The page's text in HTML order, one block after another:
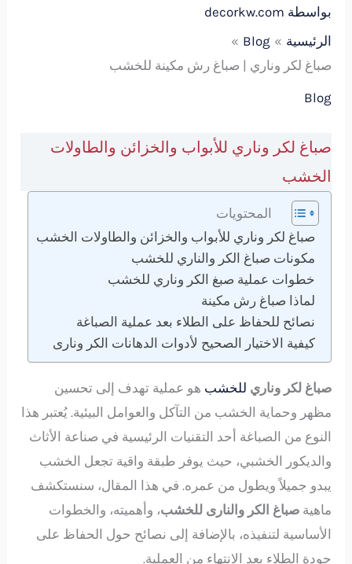
بواسطة decorkw.com
الرئيسية
Blog
صباغ لكر وناري | صباغ رش مكينة للخشب
Blog
صباغ لكر وناري للأبواب والخزائن والطاولات
الخشب
المحتويات
صباغ لكر وناري للأبواب والخزائن والطاولات الخشب
مكونات صباغ الكر والناري للخشب
خطوات عملية صبغ الكر وناري للخشب
لماذا صباغ رش مكينة
نصائح للحفاظ على الطلاء بعد عملية الصباغة
كيفية الاختيار الصحيح لأدوات الدهانات الكر ونارى
صباغ لكر وناري للخشب هو عملية تهدف إلى تحسين
مظهر وحماية الخشب من التآكل والعوامل البيئية. يُعتبر هذا
النوع من الصباغة أحد التقنيات الرئيسية في صناعة الأثاث
والديكور الخشبي، حيث يوفر طبقة واقية تجعل الخشب
يبدو جميلاً ويطول من عمره. في هذا المقال، سنستكشف
ماهيةصباغ الكر والنارى للخشب، وأهميته، والخطوات
الأساسية لتنفيذه، بالإضافة إلى نصائح حول الحفاظ على
جودة الطلاء بعد الانتهاء من العملية.